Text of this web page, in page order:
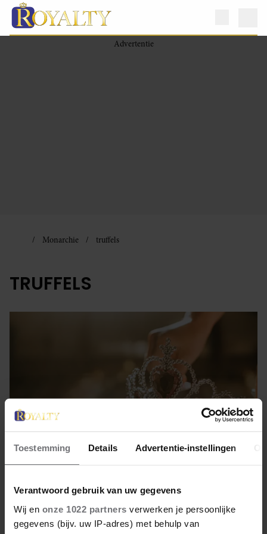
Toestemming Details Advertentie-instellingen
Verantwoord gebruik van uw gegevens
Wij en onze 1022 partners verwerken je persoonlijke
gegevens (bijv. uw IP-adres) met behulp van
Monarchie truffels
TRUFFELS
27 september 2022
KIJK: GROOTHERTOG HENRI